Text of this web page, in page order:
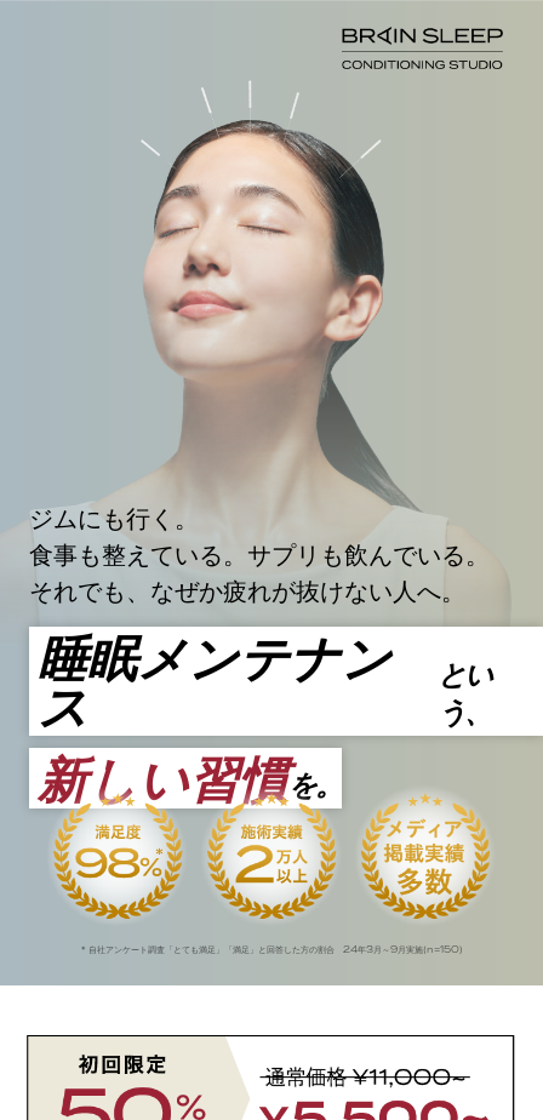
ジムにも行く。
食事も整えている。サプリも飲んでいる。
それでも、なぜか疲れが抜けない人へ。
睡眠メンテナン
ス
とい
う、
新しい習慣を。
* 自社アンケート調査「とても満足」「満足」と回答した方の割合 24年3月～ 9月実施(n=150)